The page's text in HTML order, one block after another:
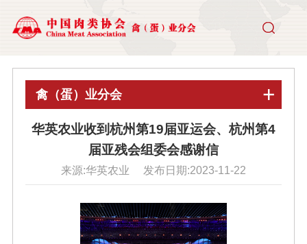
禽（蛋）业分会
华英农业收到杭州第19届亚运会、杭州第4
届亚残会组委会感谢信
来源:华英农业 发布日期:2023-11-22